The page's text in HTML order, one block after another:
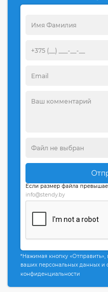
Если размер файла
info@stendy.by
*Нажимая кнопку «Отправить»,
ваших персональных данных и
конфиденциальности